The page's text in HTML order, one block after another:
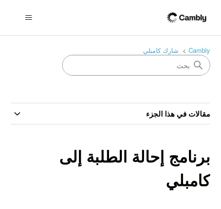
Cambly شارك كامبلي
مقالات في هذا الجزء
برنامج إحالة الطلبة إلى
كامبلي